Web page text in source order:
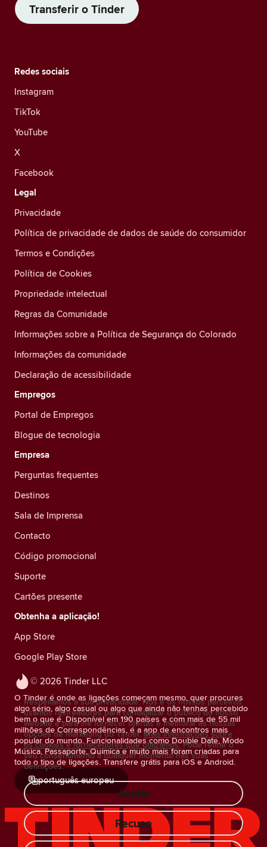
Transferir o Tinder
© 2026 Tinder LLC
O Tinder é onde as ligações começam mesmo, quer procures
algo sério, algo casual ou algo que ainda não tenhas percebido
bem o que é. Disponível em 190 países e com mais de 55 mil
milhões de Correspondências, é a app de encontros mais
popular do mundo. Funcionalidades como Double Date, Modo
Música, Passaporte, Química e muito mais foram criadas para
todo o tipo de ligações. Transfere grátis para iOS e Android.
português europeu
Redes sociais
Instagram
TikTok
YouTube
X
Facebook
Legal
Privacidade
Política de privacidade de dados de saúde do consumidor
Termos e Condições
Política de Cookies
Propriedade intelectual
Regras da Comunidade
Informações sobre a Política de Segurança do Colorado
Informações da comunidade
Declaração de acessibilidade
Empregos
Portal de Empregos
Blogue de tecnologia
Empresa
Perguntas frequentes
Destinos
Sala de Imprensa
Contacto
Código promocional
Suporte
Cartões presente
Obtenha a aplicação!
App Store
Google Play Store
Respeitamos a sua privacidade. Nós e os nossos parceiros
usamos rastreadores para contabilizar o público do nosso
website e para lhe fornecer ofertas e melhorar as nossas
opções de marketing do Tinder. Mais informações sobre
os cookies e fornecedores que utilizamos. Pode retirar o
seu consentimento a qualquer momento nas suas
definições.
Aceito
Recuso